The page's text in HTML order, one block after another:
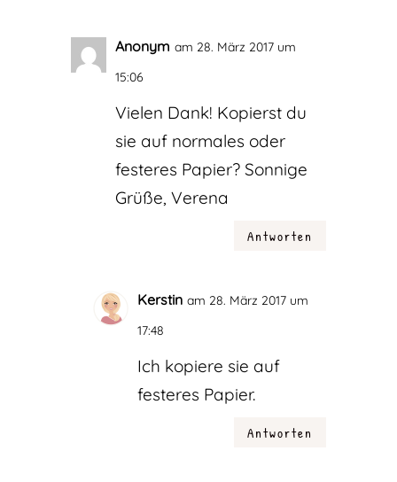
Anonym am 28. März 2017 um
15:06
Vielen Dank! Kopierst du
sie auf normales oder
festeres Papier? Sonnige
Grüße, Verena
Antworten
Kerstin am 28. März 2017 um
17:48
Ich kopiere sie auf
festeres Papier.
Antworten